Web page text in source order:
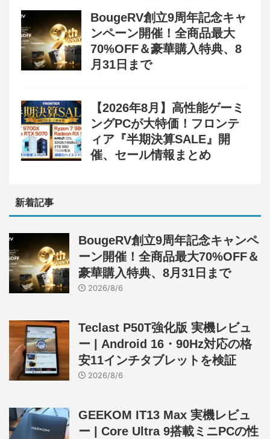
BougeRV創立9周年記念キャ
ンペーン開催！全商品最大
70%OFF＆豪華購入特典、8
月31日まで
【2026年8月】高性能ゲーミ
ングPCが大特価！フロンテ
ィア『半期決算SALE』開
催、セール情報まとめ
新着記事
BougeRV創立9周年記念キャンペ
ーン開催！全商品最大70%OFF＆
豪華購入特典、8月31日まで
2026/8/6
Teclast P50T強化版 実機レビュ
ー | Android 16・90Hz対応の格
安11インチタブレットを検証
2026/8/6
GEEKOM IT13 Max 実機レビュ
ー | Core Ultra 9搭載ミニPCの性